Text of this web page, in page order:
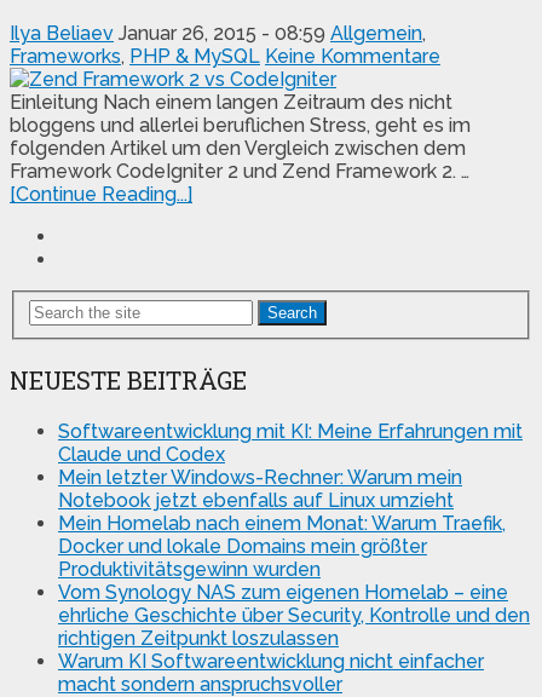
Ilya Beliaev Januar 26, 2015 - 08:59 Allgemein,
Frameworks, PHP & MySQL Keine Kommentare
Einleitung Nach einem langen Zeitraum des nicht
bloggens und allerlei beruflichen Stress, geht es im
folgenden Artikel um den Vergleich zwischen dem
Framework CodeIgniter 2 und Zend Framework 2. …
[Continue Reading...]
Search
NEUESTE BEITRÄGE
Softwareentwicklung mit KI: Meine Erfahrungen mit
Claude und Codex
Mein letzter Windows-Rechner: Warum mein
Notebook jetzt ebenfalls auf Linux umzieht
Mein Homelab nach einem Monat: Warum Traefik,
Docker und lokale Domains mein größter
Produktivitätsgewinn wurden
Vom Synology NAS zum eigenen Homelab – eine
ehrliche Geschichte über Security, Kontrolle und den
richtigen Zeitpunkt loszulassen
Warum KI Softwareentwicklung nicht einfacher
macht sondern anspruchsvoller